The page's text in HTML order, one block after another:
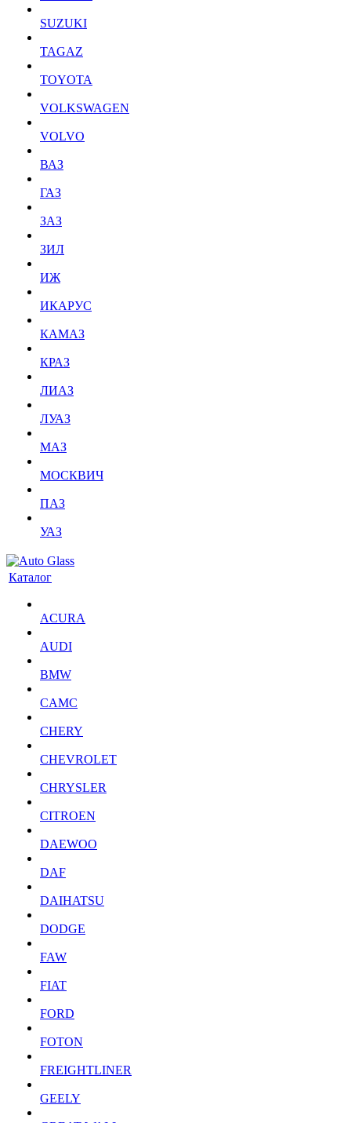
SUZUKI
TAGAZ
TOYOTA
VOLKSWAGEN
VOLVO
ВАЗ
ГАЗ
ЗАЗ
ЗИЛ
ИЖ
ИКАРУС
КАМАЗ
КРАЗ
ЛИАЗ
ЛУАЗ
МАЗ
МОСКВИЧ
ПАЗ
УАЗ
Каталог
ACURA
AUDI
BMW
CAMC
CHERY
CHEVROLET
CHRYSLER
CITROEN
DAEWOO
DAF
DAIHATSU
DODGE
FAW
FIAT
FORD
FOTON
FREIGHTLINER
GEELY